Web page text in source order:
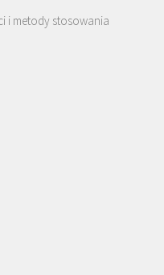
i metody stosowania